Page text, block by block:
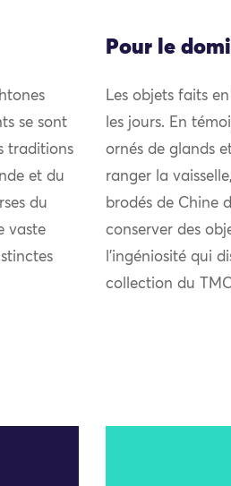
se sont
traditions
et du
du
vaste
Pour le
Les objets faits
les jours. En
ornés de glands
ranger la
brodés de Chine
conserver des
l’ingéniosité qui
collection du